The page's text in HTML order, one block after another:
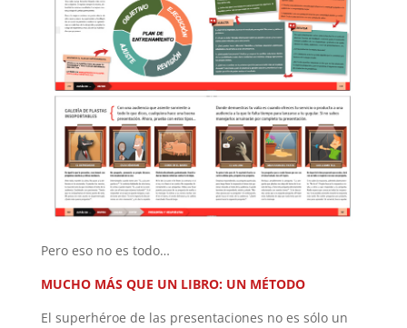
Pero eso no es todo…
MUCHO MÁS QUE UN LIBRO: UN MÉTODO
El superhéroe de las presentaciones no es sólo un